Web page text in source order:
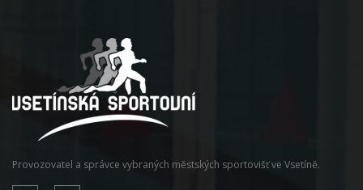
Provozovatel a správce vybraných městských sportovišť ve Vsetíně.